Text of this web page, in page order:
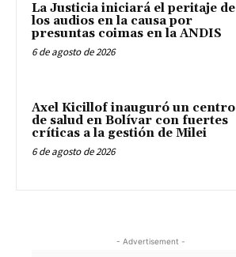
La Justicia iniciará el peritaje de
los audios en la causa por
presuntas coimas en la ANDIS
6 de agosto de 2026
Axel Kicillof inauguró un centro
de salud en Bolívar con fuertes
críticas a la gestión de Milei
6 de agosto de 2026
- Advertisement -